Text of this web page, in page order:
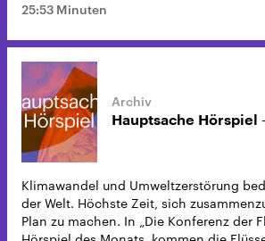
25:53 Minuten
Hauptsache Hörspiel
Klimawandel und Umweltzerstörung
der Welt. Höchste Zeit, sich
Plan zu machen. In „Die Konferenz der